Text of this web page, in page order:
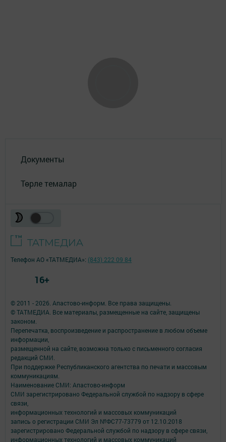
Документы
Төрле темалар
© 2011 - 2026. Апастово-информ. Все права защищены.
© ТАТМЕДИА. Все материалы, размещенные на сайте, защищены
законом.
Перепечатка, воспроизведение и распространение в любом объеме
информации,
размещенной на сайте, возможна только с письменного согласия
редакций СМИ.
При поддержке Республиканского агентства по печати и массовым
коммуникациям.
Наименование СМИ: Апастово-информ
СМИ зарегистрировано Федеральной службой по надзору в сфере
связи,
информационных технологий и массовых коммуникаций
запись о регистрации СМИ Эл №ФС77-73779 от 12.10.2018
зарегистрировано Федеральной службой по надзору в сфере связи,
информационных технологий и массовых коммуникаций
Телефон АО «ТАТМЕДИА»: (843) 222 09 84
16+